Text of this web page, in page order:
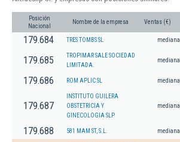
Posición
Nacional
Nombre de la empresa Ventas (€)
179.684 TRES TOMBS SL mediana
179.685
TROPIMAR SALE SOCIEDAD
LIMITADA.
mediana
179.686 ROM APLIC SL mediana
179.687
INSTITUTO GUILERA
OBSTETRICIA Y
GINECOLOGIA SLP
mediana
179.688 581 MAM ST, S.L. mediana